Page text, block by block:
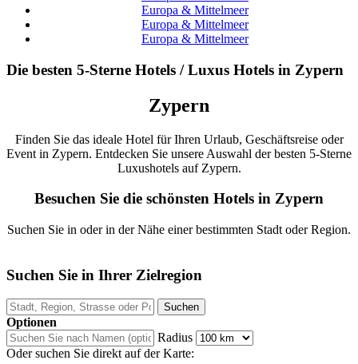
Europa & Mittelmeer
Europa & Mittelmeer
Europa & Mittelmeer
Die besten 5-Sterne Hotels / Luxus Hotels in Zypern
Zypern
Finden Sie das ideale Hotel für Ihren Urlaub, Geschäftsreise oder
Event in Zypern. Entdecken Sie unsere Auswahl der besten 5-Sterne
Luxushotels auf Zypern.
Besuchen Sie die schönsten Hotels in Zypern
Suchen Sie in oder in der Nähe einer bestimmten Stadt oder Region.
Suchen Sie in Ihrer Zielregion
Optionen
Radius
Oder suchen Sie direkt auf der Karte: